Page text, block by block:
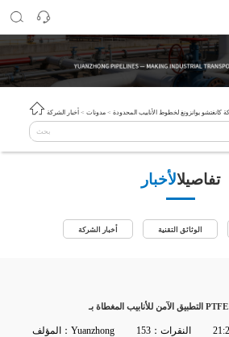
كانغتشو يوانزونغ لخطوط الأنابيب المحدودة > مدونات > أخبار الشركة
تفاصيلالأخبار
أخبار الشركة الوثائق التقنية
المؤلف：Yuanzhong النقرات：153